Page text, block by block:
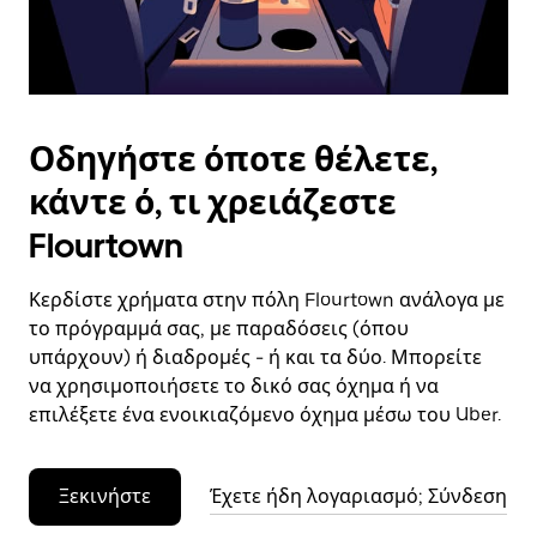
ημερολόγιο.
Οδηγήστε όποτε θέλετε,
κάντε ό, τι χρειάζεστε
Flourtown
Κερδίστε χρήματα στην πόλη Flourtown ανάλογα με
το πρόγραμμά σας, με παραδόσεις (όπου
υπάρχουν) ή διαδρομές - ή και τα δύο. Μπορείτε
να χρησιμοποιήσετε το δικό σας όχημα ή να
επιλέξετε ένα ενοικιαζόμενο όχημα μέσω του Uber.
Ξεκινήστε Έχετε ήδη λογαριασμό; Σύνδεση